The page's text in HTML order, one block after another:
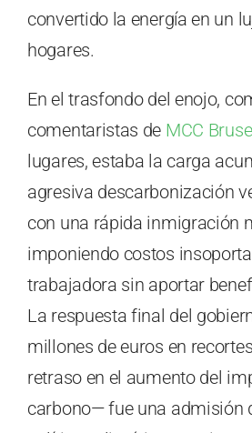
convertido la energía en un
hogares.
En el trasfondo del enojo,
comentaristas de MCC
lugares, estaba la carga
agresiva descarbonización
con una rápida inmigración
imponiendo costos
trabajadora sin aportar
La respuesta final del
millones de euros en
retraso en el aumento del
carbono— fue una admisión